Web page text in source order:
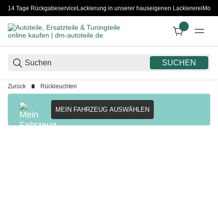
14 Tage RückgabeserviceLackierung in unserer hauseigenen Lackiererei
SUCHEN
Zurück Rückleuchten
MEIN FAHRZEUG AUSWÄHLEN